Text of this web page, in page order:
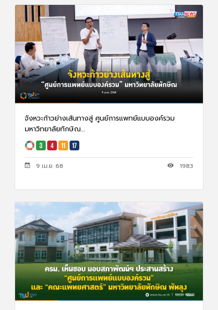
จังหวะก้าวย่างเส้นทางสู่ ศูนย์การแพทย์แบบองค์รวม
มหาวิทยาลัยทักษิณ...
9 เม.ย. 68 1983